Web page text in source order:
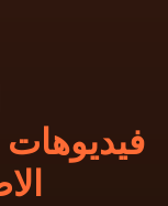
فيديوهات